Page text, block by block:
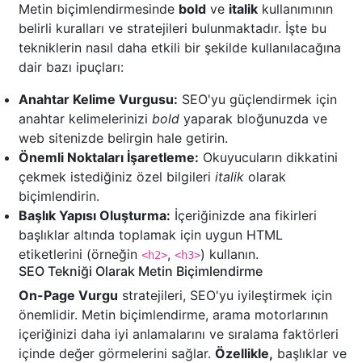
Metin biçimlendirmesinde bold ve italik kullanımının
belirli kuralları ve stratejileri bulunmaktadır. İşte bu
tekniklerin nasıl daha etkili bir şekilde kullanılacağına
dair bazı ipuçları:
Anahtar Kelime Vurgusu: SEO'yu güçlendirmek için
anahtar kelimelerinizi bold yaparak bloğunuzda ve
web sitenizde belirgin hale getirin.
Önemli Noktaları İşaretleme: Okuyucuların dikkatini
çekmek istediğiniz özel bilgileri italik olarak
biçimlendirin.
Başlık Yapısı Oluşturma: İçeriğinizde ana fikirleri
başlıklar altında toplamak için uygun HTML
etiketlerini (örneğin <h2>, <h3>) kullanın.
SEO Tekniği Olarak Metin Biçimlendirme
On-Page Vurgu stratejileri, SEO'yu iyileştirmek için
önemlidir. Metin biçimlendirme, arama motorlarının
içeriğinizi daha iyi anlamalarını ve sıralama faktörleri
içinde değer görmelerini sağlar. Özellikle, başlıklar ve